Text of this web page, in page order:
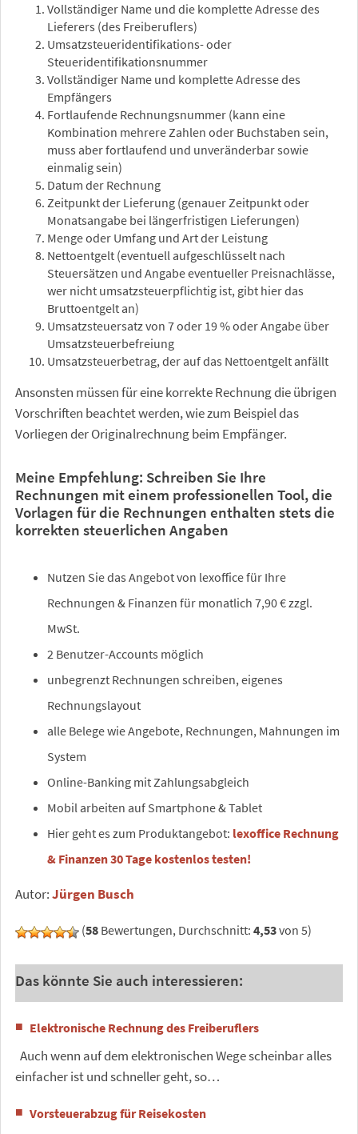
Vollständiger Name und die komplette Adresse des
Lieferers (des Freiberuflers)
Umsatzsteueridentifikations- oder
Steueridentifikationsnummer
Vollständiger Name und komplette Adresse des
Empfängers
Fortlaufende Rechnungsnummer (kann eine
Kombination mehrere Zahlen oder Buchstaben sein,
muss aber fortlaufend und unveränderbar sowie
einmalig sein)
Datum der Rechnung
Zeitpunkt der Lieferung (genauer Zeitpunkt oder
Monatsangabe bei längerfristigen Lieferungen)
Menge oder Umfang und Art der Leistung
Nettoentgelt (eventuell aufgeschlüsselt nach
Steuersätzen und Angabe eventueller Preisnachlässe,
wer nicht umsatzsteuerpflichtig ist, gibt hier das
Bruttoentgelt an)
Umsatzsteuersatz von 7 oder 19 % oder Angabe über
Umsatzsteuerbefreiung
Umsatzsteuerbetrag, der auf das Nettoentgelt anfällt
Ansonsten müssen für eine korrekte Rechnung die übrigen
Vorschriften beachtet werden, wie zum Beispiel das
Vorliegen der Originalrechnung beim Empfänger.
Meine Empfehlung: Schreiben Sie Ihre
Rechnungen mit einem professionellen Tool, die
Vorlagen für die Rechnungen enthalten stets die
korrekten steuerlichen Angaben
Nutzen Sie das Angebot von lexoffice für Ihre
Rechnungen & Finanzen für monatlich 7,90 € zzgl.
MwSt.
2 Benutzer-Accounts möglich
unbegrenzt Rechnungen schreiben, eigenes
Rechnungslayout
alle Belege wie Angebote, Rechnungen, Mahnungen im
System
Online-Banking mit Zahlungsabgleich
Mobil arbeiten auf Smartphone & Tablet
Hier geht es zum Produktangebot: lexoffice Rechnung
& Finanzen30 Tage kostenlos testen!
Autor:Jürgen Busch
(58 Bewertungen, Durchschnitt: 4,53von 5)
Das könnte Sie auch interessieren:
Elektronische Rechnung des Freiberuflers
Auch wenn auf dem elektronischen Wege scheinbar alles
einfacher ist und schneller geht, so…
Vorsteuerabzug für Reisekosten